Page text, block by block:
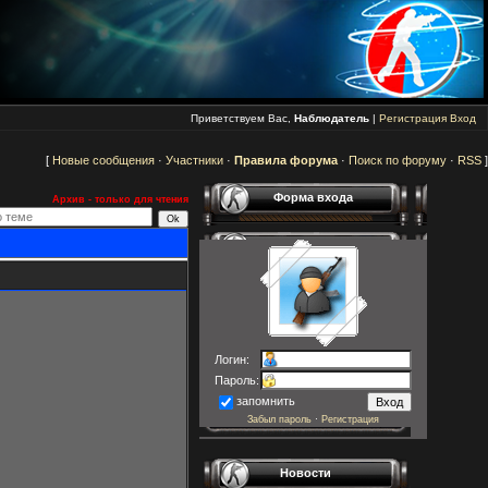
Приветствуем Вас, Наблюдатель | Регистрация Вход
[ Новые сообщения · Участники · Правила форума · Поиск по форуму · RSS ]
Архив - только для чтения
Форма входа
Логин:
Пароль:
запомнить
Забыл пароль · Регистрация
Новости